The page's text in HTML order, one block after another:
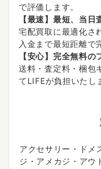
で評価します。
【最速】最短、当日
宅配買取に最適化さ
入金まで最短距離で
【安心】完全無料の
送料・査定料・梱包
てLIFEが負担いたし
アクセサリー・ドメ
ジ・アメカジ・アウ